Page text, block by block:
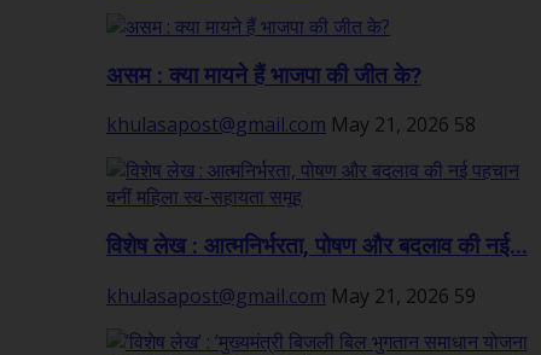
असम : क्या मायने हैं भाजपा की जीत के?
khulasapost@gmail.com May 21, 2026 58
विशेष लेख : आत्मनिर्भरता, पोषण और बदलाव की नई...
khulasapost@gmail.com May 21, 2026 59